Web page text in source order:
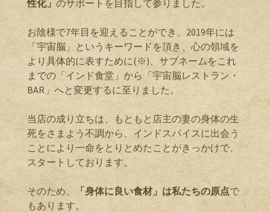
性化」 のサポートを目指して参りました。
お陰様で7年目を迎えることができ、2019年には
「宇宙脳」というキーワードを頂き、心の領域を
より具体的に表すために(※)、サブネームをこれ
までの「インド食堂」から「宇宙脳レストラン・
BAR」へと変更するに至りました。
当店の成り立ちは、もともと店主の妻の身体の生
死をさまよう不調から、インドスパイスに出会う
ことにより一命をとりとめたことがきっかけで、
スタートしております。
そのため、 「身体に良い食材」は私たちの原点で
もあります。